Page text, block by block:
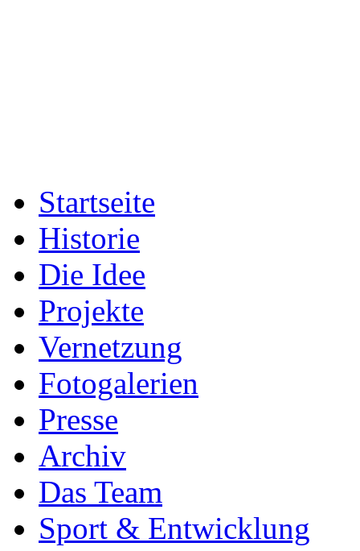
Fotogalerien
Presse
Archiv
Das Team
Sport & Entwicklung
Online Spenden
Online Shop
Dachsportplatz
buntkicktgut